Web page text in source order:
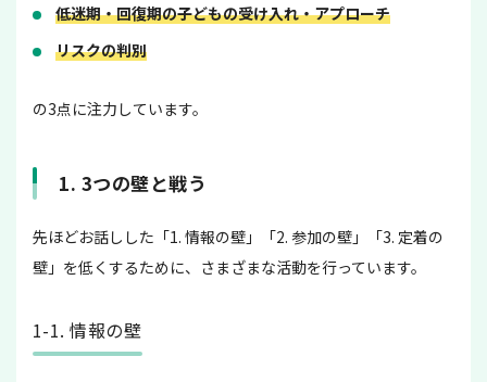
低迷期・回復期の子どもの受け入れ・アプローチ
リスクの判別
の3点に注力しています。
1. 3つの壁と戦う
先ほどお話しした「1. 情報の壁」「2. 参加の壁」「3. 定着の
壁」を低くするために、さまざまな活動を行っています。
1-1. 情報の壁